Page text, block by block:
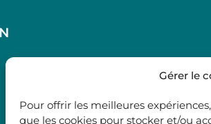
Gérer le
Pour offrir les meilleures
que les cookies pour stocker et/ou